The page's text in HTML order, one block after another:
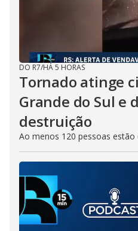
DO R7/HÁ 5 HORAS
Tornado atinge
Grande do Sul e
destruição
Ao menos 120 pessoas estão